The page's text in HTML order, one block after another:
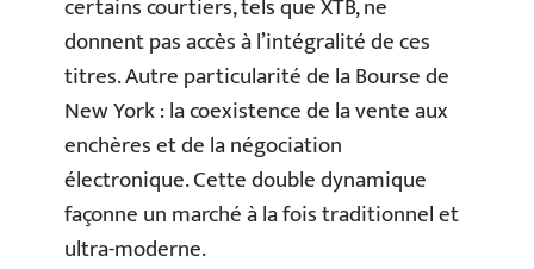
donnent pas accès à l’intégralité de ces
titres. Autre particularité de la Bourse de
New York : la coexistence de la vente aux
enchères et de la négociation
électronique. Cette double dynamique
façonne un marché à la fois traditionnel et
ultra-moderne.